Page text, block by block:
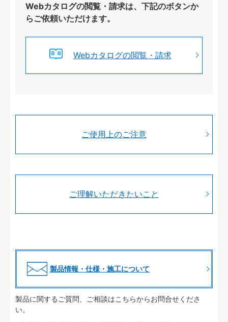
Webカタログの閲覧・請求は、下記のボタンか
らご依頼いただけます。
Webカタログの閲覧・請求
ご使用上のご注意
ご理解いただきたいこと
製品情報・仕様・施工について
製品に関するご質問、ご相談はこちらからお問合せくださ
い。